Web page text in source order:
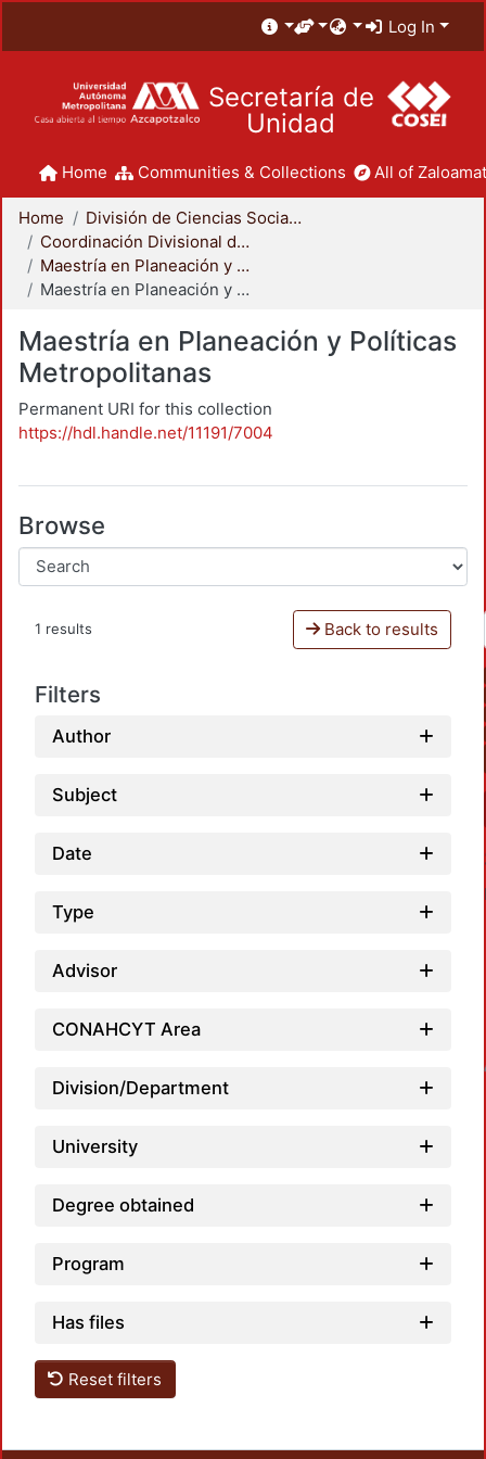
Log In
Secretaría de
Unidad
Home Communities & Collections All of
Home
División de Ciencias Sociales y Humanidades
Coordinación Divisional de Posgrado
Maestría en Planeación y Políticas Metropolitanas
Maestría en Planeación y Políticas Metropolitanas
Maestría en Planeación y Políticas
Metropolitanas
Permanent URI for this collection
https://hdl.handle.net/11191/7004
Browse
1 results Back to results
Filters
Author
Subject
Date
Type
Advisor
CONAHCYT Area
Division/Department
University
Degree obtained
Program
Has files
Reset filters